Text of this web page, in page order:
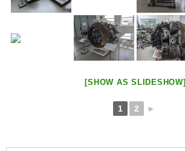
[SHOW AS SLIDESHOW]
1 2 ►